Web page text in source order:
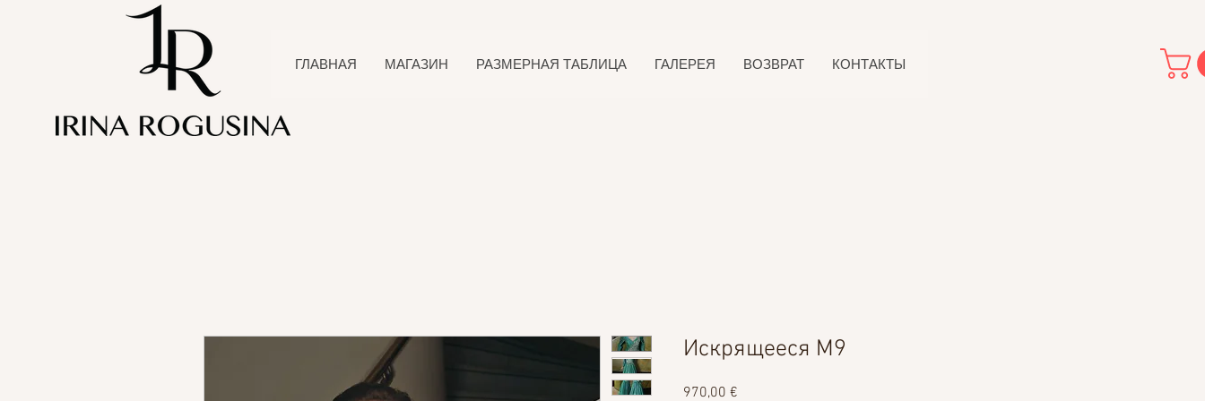
ГЛАВНАЯ МАГАЗИН РАЗМЕРНАЯ ТАБЛИЦА ГАЛЕРЕЯ ВОЗВРАТ КОНТАКТЫ
Искрящееся М9
970,00 €